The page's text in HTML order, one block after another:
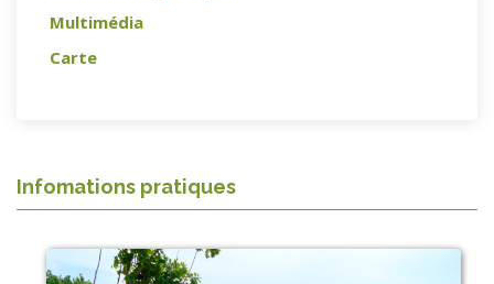
Multimédia
Carte
Infomations pratiques